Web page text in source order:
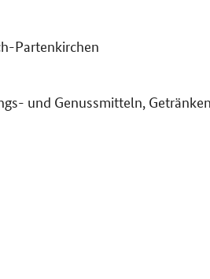
Partenkirchen
und Genussmitteln,